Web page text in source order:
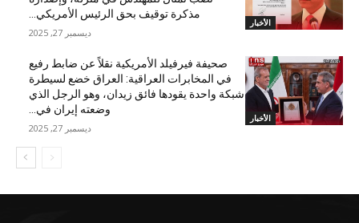
الأخبار
مذكرة توقيف بحق الرئيس الأمريكي...
ديسمبر 27, 2025
الأخبار
صحيفة فيرفيلد الأمريكية نقلاً عن ضابط رفيع
في المخابرات العراقية: العراق خضع لسيطرة
شبكة واحدة يقودها فائق زيدان، وهو الرجل الذي
وضعته إيران في...
ديسمبر 27, 2025